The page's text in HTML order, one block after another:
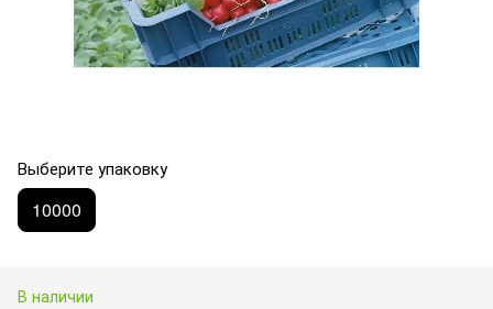
Выберите упаковку
10000
В наличии